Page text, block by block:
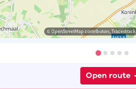
© OpenStreetMap contributors, Tracestrack
Open route